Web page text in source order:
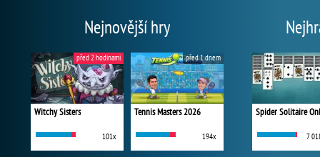
Nejnovější hry
Witchy Sisters
101x
před 2 hodinami
Tennis Masters 2026
194x
před 1 dnem
Spider Solitaire
7